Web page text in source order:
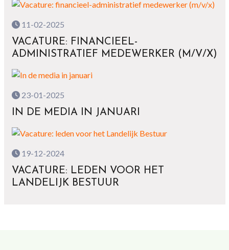
11-02-2025
VACATURE: FINANCIEEL-
ADMINISTRATIEF MEDEWERKER (M/V/X)
23-01-2025
IN DE MEDIA IN JANUARI
19-12-2024
VACATURE: LEDEN VOOR HET
LANDELIJK BESTUUR